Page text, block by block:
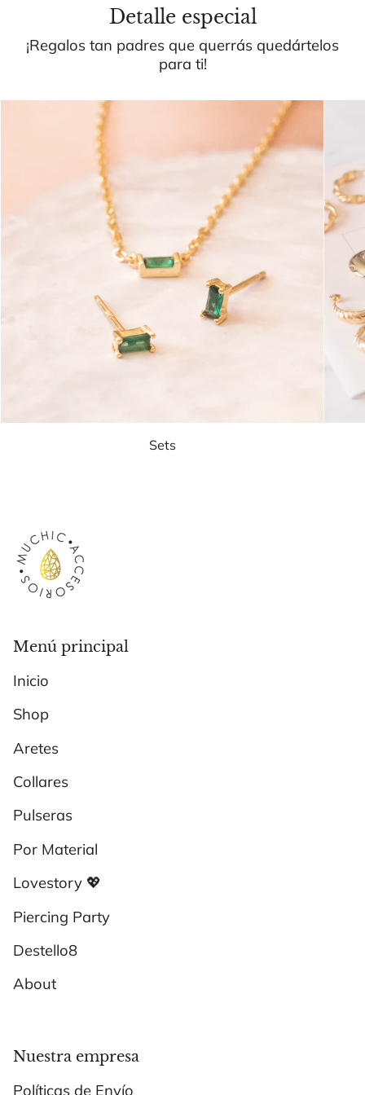
Detalle especial
¡Regalos tan padres que querrás quedártelos
para ti!
Sets
Menú principal
Inicio
Shop
Aretes
Collares
Pulseras
Por Material
Lovestory 💖
Piercing Party
Destello8
About
Nuestra empresa
Políticas de Envío